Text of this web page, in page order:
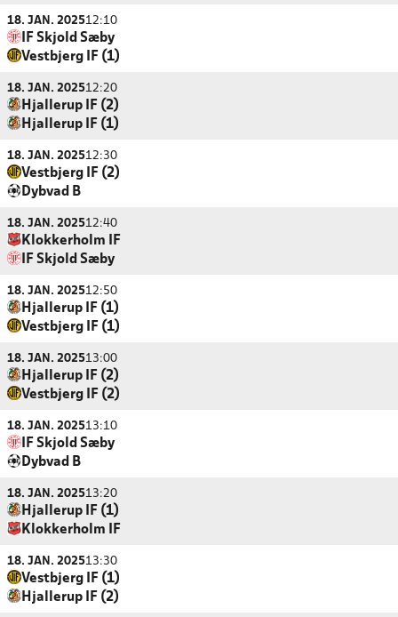
18. JAN. 202512:10
IF Skjold Sæby
Vestbjerg IF (1)
18. JAN. 202512:20
Hjallerup IF (2)
Hjallerup IF (1)
18. JAN. 202512:30
Vestbjerg IF (2)
Dybvad B
18. JAN. 202512:40
Klokkerholm IF
IF Skjold Sæby
18. JAN. 202512:50
Hjallerup IF (1)
Vestbjerg IF (1)
18. JAN. 202513:00
Hjallerup IF (2)
Vestbjerg IF (2)
18. JAN. 202513:10
IF Skjold Sæby
Dybvad B
18. JAN. 202513:20
Hjallerup IF (1)
Klokkerholm IF
18. JAN. 202513:30
Vestbjerg IF (1)
Hjallerup IF (2)